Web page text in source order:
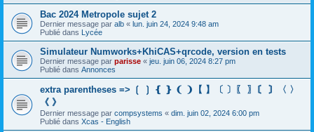
Bac 2024 Metropole sujet 2
Dernier message par alb « lun. juin 24, 2024 9:48 am
Publié dans Lycée
Simulateur Numworks+KhiCAS+qrcode, version en tests
Dernier message par parisse « jeu. juin 06, 2024 8:27 pm
Publié dans Annonces
extra parentheses => ❲ ❳ ❴ ❵ ❨ ❩【 】〔 〕〖 〗〘 〙〈 〉
《 》
Dernier message par compsystems « dim. juin 02, 2024 6:00 pm
Publié dans Xcas - English